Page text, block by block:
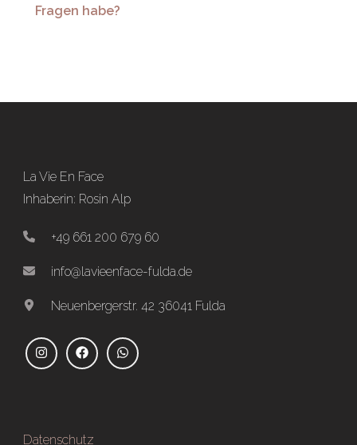
Fragen habe?
La Vie En Face
Inhaberin: Rosin Alp
+49 661 200 679 60
info@lavieenface-fulda.de
Neuenbergerstr. 42 36041 Fulda
Datenschutz